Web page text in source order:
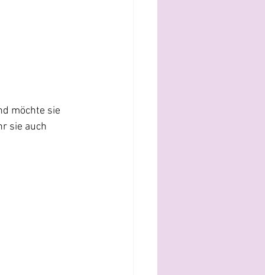
möchte sie
sie auch